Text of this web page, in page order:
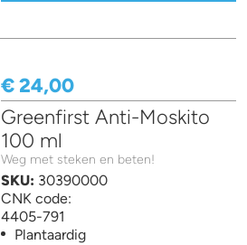
€ 24,00
Greenfirst Anti-Moskito
100 ml
Weg met steken en beten!
SKU: 30390000
CNK code:
4405-791
Plantaardig